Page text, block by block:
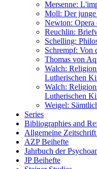
Mersenne:
Moll: Der
Newton: Opera
Reuchlin:
Schelling:
Schrempf: Von
Thomas von
Walch:
Lutherischen
Walch:
Lutherischen
Weigel:
Series
Bibliographies and
Allgemeine
AZP Beihefte
Jahrbuch der
JP Beihefte